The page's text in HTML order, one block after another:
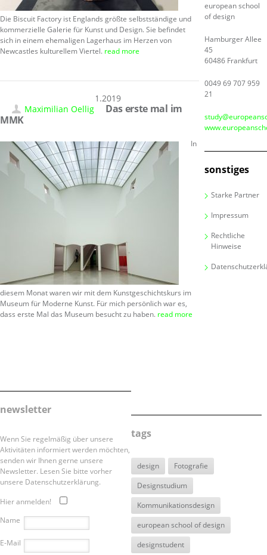
Die Biscuit Factory ist Englands größte selbstständige und
kommerzielle Galerie für Kunst und Design. Sie befindet
sich in einem ehemaligen Lagerhaus im Herzen von
Newcastles kulturellem Viertel. read more
30.11.2019
Maximilian Oellig
Das erste mal im
MMK
In
diesem Monat waren wir mit dem Kunstgeschichtskurs im
Museum für Moderne Kunst. Für mich persönlich war es,
dass erste Mal das Museum besucht zu haben. read more
european school
of design
Hamburger Allee
45
60486 Frankfurt
0049 69 707 959
21
sonstiges
Starke Partner
Impressum
Rechtliche
Hinweise
newsletter
Wenn Sie regelmäßig über unsere
Aktivitäten informiert werden möchten,
senden wir Ihnen gerne unsere
Newsletter. Lesen Sie bitte vorher
unsere Datenschutzerklärung.
Hier anmelden!
Name
E-Mail
tags
design
Fotografie
Designstudium
Kommunikationsdesign
european school of design
designstudent